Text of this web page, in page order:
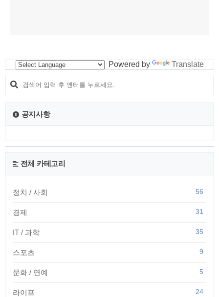
Powered by Translate
공지사항
전체 카테고리
정치 / 사회 56
경제 31
IT / 과학 35
스포츠 9
문화 / 연예 5
라이프 24